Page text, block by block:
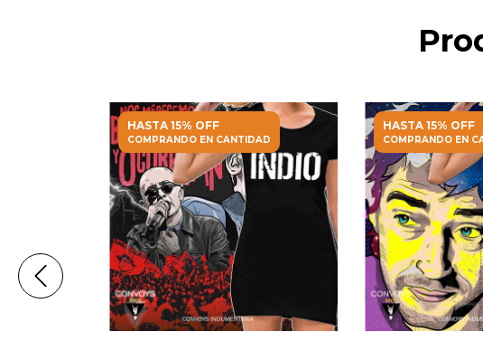
HASTA 15% OFF
COMPRANDO EN CANTIDAD
HASTA 15% OFF
COMPRANDO EN